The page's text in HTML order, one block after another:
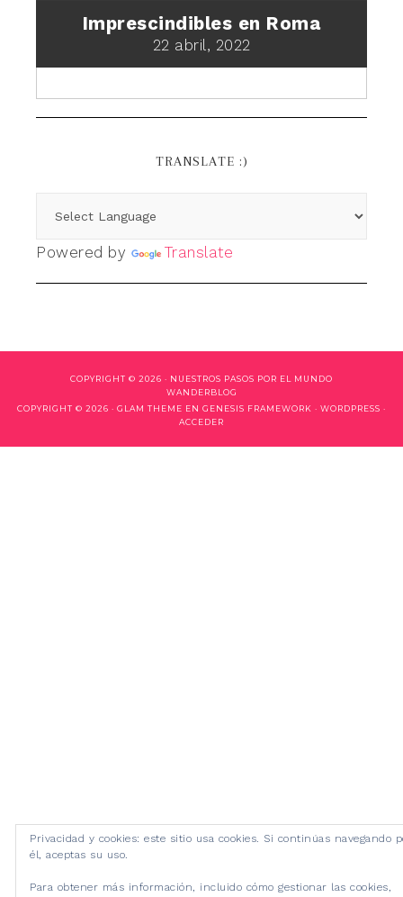
Imprescindibles en Roma
22 abril, 2022
TRANSLATE :)
Powered by Translate
COPYRIGHT © 2026 · NUESTROS PASOS POR EL MUNDO
WANDERBLOG
COPYRIGHT © 2026 · GLAM THEME EN GENESIS FRAMEWORK · WORDPRESS ·
ACCEDER
Privacidad y cookies: este sitio usa cookies. Si continúas navegando
él, aceptas su uso.
Para obtener más información, incluido cómo gestionar las cookies,